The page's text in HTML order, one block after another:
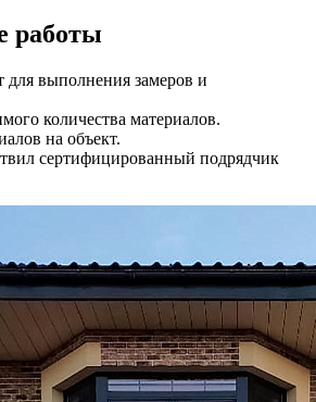
работы
для выполнения замеров и
количества материалов.
на объект.
сертифицированный подрядчик